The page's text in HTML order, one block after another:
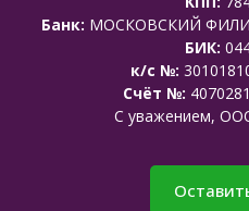
Банк: МОСКОВСКИЙ
БИК:
к/с №:
Счёт №:
C уважением,